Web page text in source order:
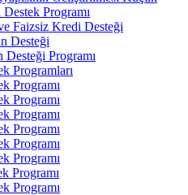
Programı
Faizsiz Kredi Desteği
Desteği
Desteği Programı
Programları
Programı
Programı
Programı
Programı
Programı
Programı
Programı
Programı